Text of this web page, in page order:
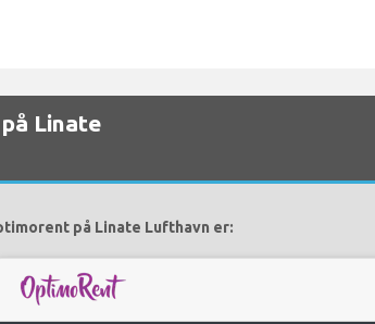
Linate
på Linate Lufthavn er: